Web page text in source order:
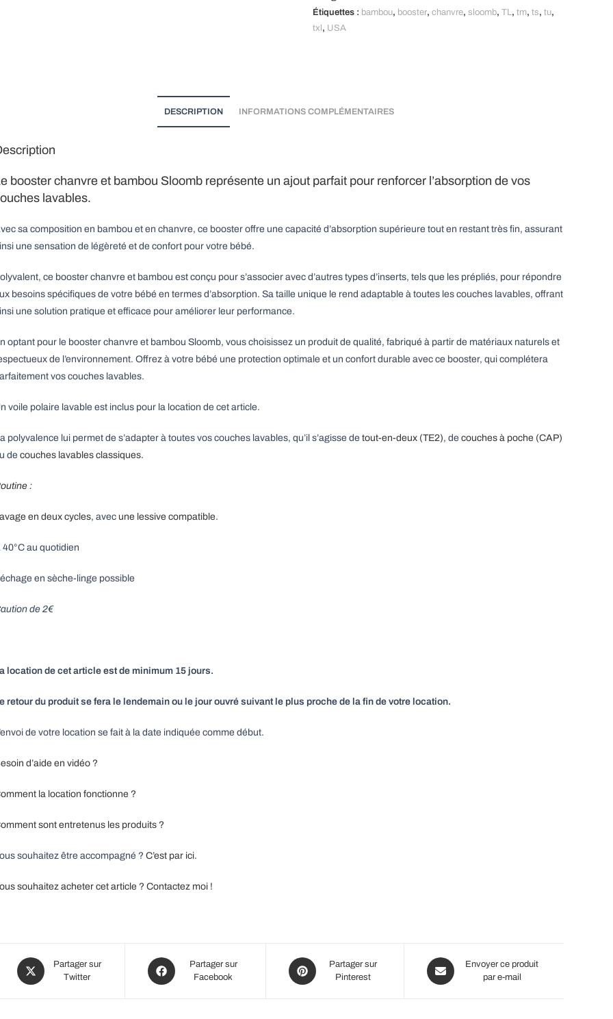
e
r
v
Étiquettes : bambou, booster,chanvre,sloomb,TL,tm,ts,tu,
txl , USA
DESCRIPTION INFORMATIONS COMPLÉMENTAIRES
booster chanvre et bambou Sloomb représente un ajout parfait pour renforcer l’absorption de vos
lavables.
sa composition en bambou et en chanvre, ce booster offre une capacité d’absorption supérieure tout en restant très fin, assurant
une sensation de légèreté et de confort pour votre bébé.
ce booster chanvre et bambou est conçu pour s’associer avec d’autres types d’inserts, tels que les prépliés, pour répondre
besoins spécifiques de votre bébé en termes d’absorption. Sa taille unique le rend adaptable à toutes les couches lavables, offrant
une solution pratique et efficace pour améliorer leur performance.
optant pour le booster chanvre et bambou Sloomb, vous choisissez un produit de qualité, fabriqué à partir de matériaux naturels et
de l’environnement. Offrez à votre bébé une protection optimale et un confort durable avec ce booster, qui complétera
vos couches lavables.
voile polaire lavable est inclus pour la location de cet article.
polyvalence lui permet de s’adapter à toutes vos couches lavables, qu’il s’agisse de tout-en-deux (TE2), de couches à poche (CAP)
de couches lavables classiques.
:
en deux cycles, avec une lessive compatible.
40°C au quotidien
en sèche-linge possible
de 2€
location de cet article est de minimum 15 jours.
retour du produit se fera le lendemain ou le jour ouvré suivant le plus proche de la fin de votre location.
de votre location se fait à la date indiquée comme début.
d’aide en vidéo ?
la location fonctionne ?
sont entretenus les produits ?
souhaitez être accompagné ? C’est par ici.
souhaitez acheter cet article ? Contactez moi !
Opens
in
Partager sur
Twitter
Opens
in
Partager sur
Facebook
Opens
in
Partager sur
Pinterest
Opens
in
Envoyer ce produit
par e-mail